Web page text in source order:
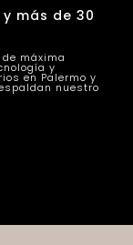
más de 30
máxima
y
en Palermo y
nuestro